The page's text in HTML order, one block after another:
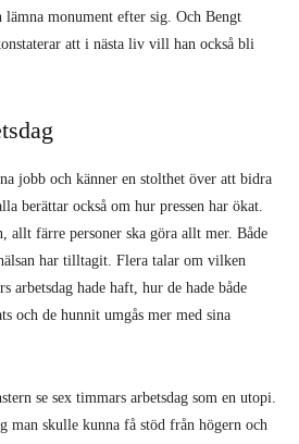
lämna monument efter sig. Och Bengt
att i nästa liv vill han också bli
jobb och känner en stolthet över att bidra
berättar också om hur pressen har ökat.
allt färre personer ska göra allt mer. Både
har tilltagit. Flera talar om vilken
arbetsdag hade haft, hur de hade både
och de hunnit umgås mer med sina
se sex timmars arbetsdag som en utopi.
man skulle kunna få stöd från högern och